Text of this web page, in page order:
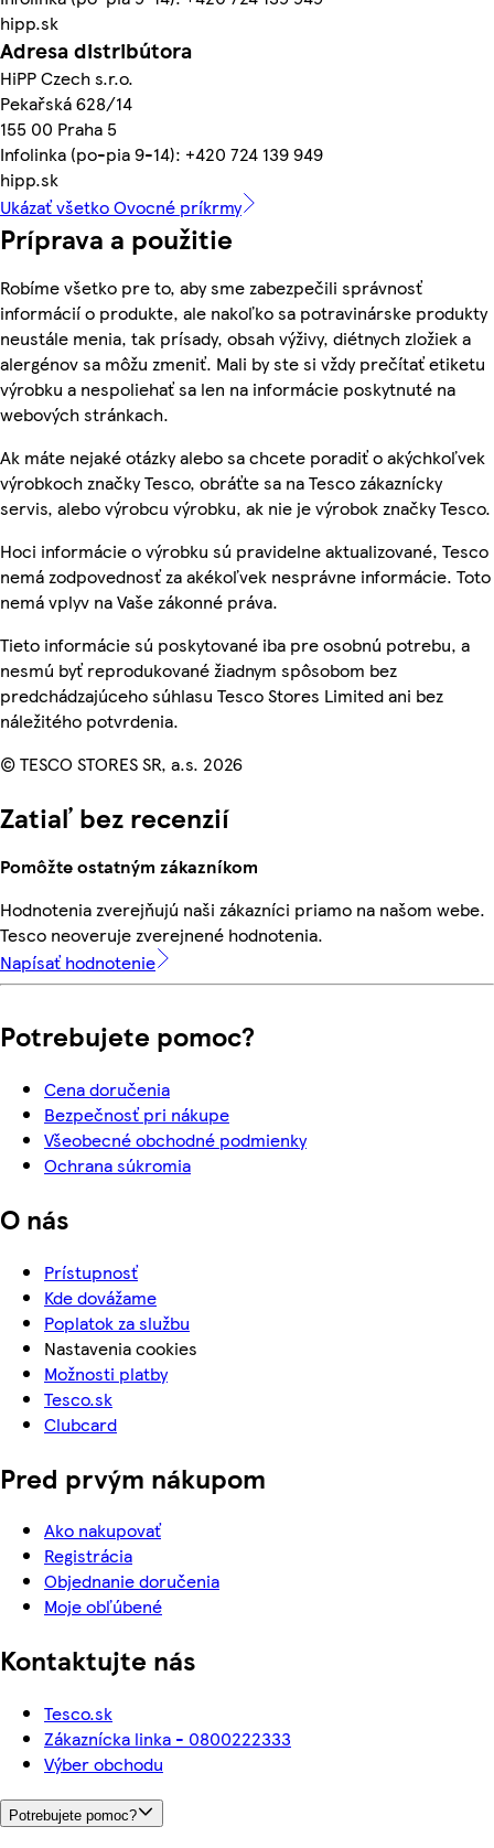
hipp.sk
Adresa distribútora
HiPP Czech s.r.o.
Pekařská 628/14
155 00 Praha 5
Infolinka (po-pia 9-14): +420 724 139 949
hipp.sk
Ukázať všetko Ovocné príkrmy
Príprava a použitie
Robíme všetko pre to, aby sme zabezpečili správnosť
informácií o produkte, ale nakoľko sa potravinárske produkty
neustále menia, tak prísady, obsah výživy, diétnych zložiek a
alergénov sa môžu zmeniť. Mali by ste si vždy prečítať etiketu
výrobku a nespoliehať sa len na informácie poskytnuté na
webových stránkach.
Ak máte nejaké otázky alebo sa chcete poradiť o akýchkoľvek
výrobkoch značky Tesco, obráťte sa na Tesco zákaznícky
servis, alebo výrobcu výrobku, ak nie je výrobok značky Tesco.
Hoci informácie o výrobku sú pravidelne aktualizované, Tesco
nemá zodpovednosť za akékoľvek nesprávne informácie. Toto
nemá vplyv na Vaše zákonné práva.
Tieto informácie sú poskytované iba pre osobnú potrebu, a
nesmú byť reprodukované žiadnym spôsobom bez
predchádzajúceho súhlasu Tesco Stores Limited ani bez
náležitého potvrdenia.
© TESCO STORES SR, a.s. 2026
Zatiaľ bez recenzií
Pomôžte ostatným zákazníkom
Hodnotenia zverejňujú naši zákazníci priamo na našom webe.
Tesco neoveruje zverejnené hodnotenia.
Napísať hodnotenie
Potrebujete pomoc?
Cena doručenia
Bezpečnosť pri nákupe
Všeobecné obchodné podmienky
Ochrana súkromia
O nás
Prístupnosť
Kde dovážame
Poplatok za službu
Nastavenia cookies
Možnosti platby
Tesco.sk
Clubcard
Pred prvým nákupom
Ako nakupovať
Registrácia
Objednanie doručenia
Moje obľúbené
Kontaktujte nás
Tesco.sk
Zákaznícka linka - 0800222333
Výber obchodu
Potrebujete pomoc?